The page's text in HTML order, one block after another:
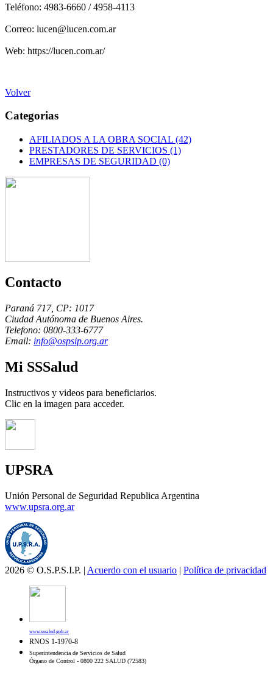
Teléfono: 4983-6660 / 4958-4113
Correo: lucen@lucen.com.ar
Web: https://lucen.com.ar/
Volver
Categorias
AFILIADOS A LA OBRA SOCIAL (42)
PRESTADORES DE SERVICIOS (1)
EMPRESAS DE SEGURIDAD (0)
Contacto
Paraná 717, CP: 1017
Ciudad Autónoma de Buenos Aires.
Telefono: 0800-333-6777
Email: info@ospsip.org.ar
Mi SSSalud
Instructivos y videos para beneficiarios.
Clic en la imagen para acceder.
UPSRA
Unión Personal de Seguridad Republica Argentina
www.upsra.org.ar
2026 © O.S.P.S.I.P. | Acuerdo con el usuario | Política de privacidad
www.sssalud.gob.ar
RNOS 1-1970-8
Superintendencia de Servicios de Salud
Órgano de Control - 0800 222 SALUD (72583)